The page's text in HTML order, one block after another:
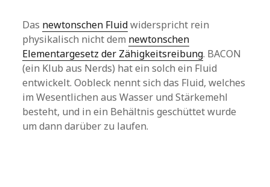
Das newtonschen Fluidwiderspricht rein
physikalisch nicht dem newtonschen
Elementargesetz der Zähigkeitsreibung. BACON
(ein Klub aus Nerds) hat ein solch ein Fluid
entwickelt. Oobleck nennt sich das Fluid, welches
im Wesentlichen aus Wasser und Stärkemehl
besteht, und in ein Behältnis geschüttet wurde
um dann darüber zu laufen.